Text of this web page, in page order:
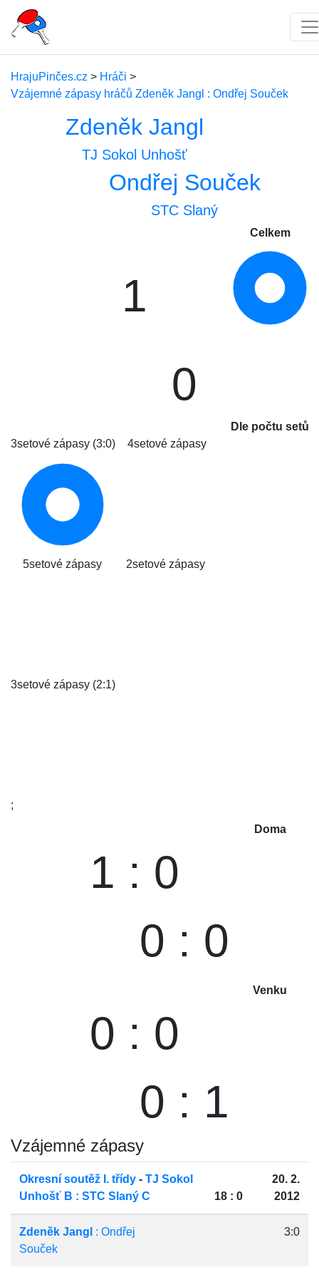
HrajuPinčes.cz > Hráči >
Vzájemné zápasy hráčů Zdeněk Jangl : Ondřej Souček
Zdeněk Jangl
TJ Sokol Unhošť
Ondřej Souček
STC Slaný
Celkem
1
0
Dle počtu setů
3setové zápasy (3:0)
4setové zápasy
5setové zápasy 2setové zápasy
3setové zápasy (2:1)
;
Doma
1 : 0
0 : 0
Venku
0 : 0
0 : 1
Vzájemné zápasy
Okresní soutěž I. třídy - TJ Sokol
Unhošť B : STC Slaný C
18 : 0
20. 2.
2012
Zdeněk Jangl : Ondřej
Souček
3:0